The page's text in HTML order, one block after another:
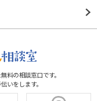
料の相談窓口です。
いをします。